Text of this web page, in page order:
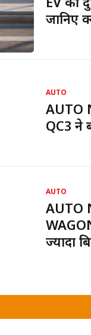
EV की
जानिए
AUTO
AUTO
QC3 ने
AUTO
AUTO
ज्यादा